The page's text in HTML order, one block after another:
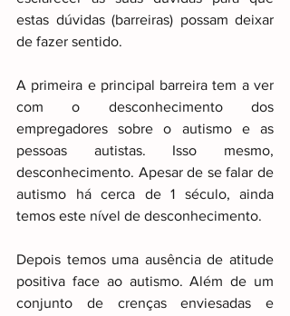
estas dúvidas (barreiras) possam deixar
de fazer sentido.
A primeira e principal barreira tem a ver
com o desconhecimento dos
empregadores sobre o autismo e as
pessoas autistas. Isso mesmo,
desconhecimento. Apesar de se falar de
autismo há cerca de 1 século, ainda
temos este nível de desconhecimento.
Depois temos uma ausência de atitude
positiva face ao autismo. Além de um
conjunto de crenças enviesadas e